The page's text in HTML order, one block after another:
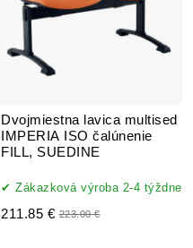
Dvojmiestna lavica multised
IMPERIA ISO čalúnenie
FILL, SUEDINE
Zákazková výroba 2-4 týždne
211.85 € 223.00 €